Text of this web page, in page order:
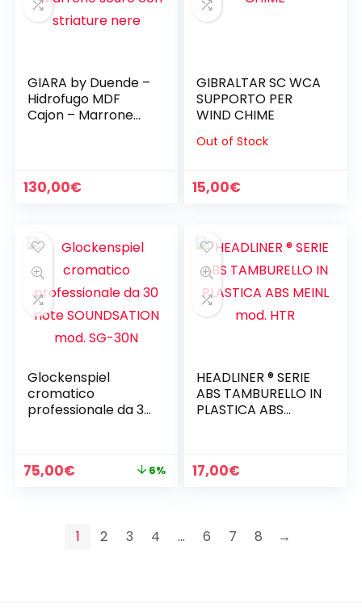
GIARA by Duende –
Hidrofugo MDF
Cajon – Marrone
130,00€
GIBRALTAR SC WCA
SUPPORTO PER
WIND CHIME
Out of Stock
15,00€
Glockenspiel
cromatico
professionale da 30
Il
80,00€.
75,00€
75,00€.
6%
HEADLINER ® SERIE
ABS TAMBURELLO IN
PLASTICA ABS
17,00€
1 2 3 4 … 6 7 8 →